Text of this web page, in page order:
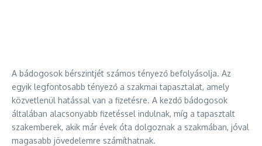
A bádogosok bérszintjét számos tényező befolyásolja. Az
egyik legfontosabb tényező a szakmai tapasztalat, amely
közvetlenül hatással van a fizetésre. A kezdő bádogosok
általában alacsonyabb fizetéssel indulnak, míg a tapasztalt
szakemberek, akik már évek óta dolgoznak a szakmában, jóval
magasabb jövedelemre számíthatnak.